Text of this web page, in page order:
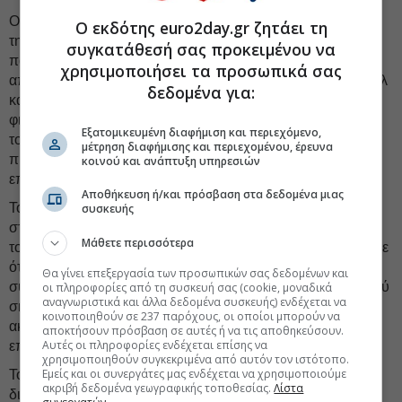
Ο πρωθυπουργός Μπενιαμίν Νετανιάχου
δήλωσε σε
τηλεοπτικό διάγγελμα ότι το Ισραήλ θα τηρήσει προς το
παρόν την παύση πυρός απέναντι στο Ιράν, αλλά θα
απαντήσει εάν δεχθεί νέα επίθεση. Παρ’ όλα αυτά, το Ισραήλ
κατέστησε σαφές ότι θα συνεχίσει να ασκεί πίεση στη
φιλοϊρανική
τους κατοίκους της Τύρου να απομακρυνθούν ενόψει
πιθανής επιχείρησης και αφήνοντας να εννοηθεί ότι οι
επιδρομές μπορεί να συνεχιστούν.
Το Ιράν ανακοίνωσε επίσης τον τερματισμό των
στρατιωτικών του επιχειρήσεων κατά του Ισραήλ. Ωστόσο,
το κεντρικό στρατιωτικό επιτελείο της χώρας προειδοποίησε
ότι εάν το Ισραήλ συνεχίσει να επιτίθεται,
συμπεριλαμβανομένων ενεργειών στον νότιο Λίβανο, «πολύ
σκληρότερες και πιο συντριπτικέςενέργειες από πριν θα
ακολουθήσουν», σύμφωνα με ανακοίνωση που
επικαλέστηκε το ημιεπίσημο πρακτορείο Fars.
Το Κουβέιτ προσφέρθηκε να πουλήσει αργό πετρέλαιο σε
διυλιστήρια της Ασίας για πρώτη φορά από την έναρξη του
Ο εκδότης euro2day.gr ζητάει τη
συγκατάθεσή σας προκειμένου να
χρησιμοποιήσει τα προσωπικά σας
δεδομένα για:
Εξατομικευμένη διαφήμιση και περιεχόμενο,
μέτρηση διαφήμισης και περιεχομένου, έρευνα
κοινού και ανάπτυξη υπηρεσιών
Αποθήκευση ή/και πρόσβαση στα δεδομένα μιας
συσκευής
Μάθετε περισσότερα
Θα γίνει επεξεργασία των προσωπικών σας δεδομένων και
οι πληροφορίες από τη συσκευή σας (cookie, μοναδικά
αναγνωριστικά και άλλα δεδομένα συσκευής) ενδέχεται να
κοινοποιηθούν σε 237 παρόχους, οι οποίοι μπορούν να
αποκτήσουν πρόσβαση σε αυτές ή να τις αποθηκεύσουν.
Αυτές οι πληροφορίες ενδέχεται επίσης να
χρησιμοποιηθούν συγκεκριμένα από αυτόν τον ιστότοπο.
Εμείς και οι συνεργάτες μας ενδέχεται να χρησιμοποιούμε
ακριβή δεδομένα γεωγραφικής τοποθεσίας.Λίστα